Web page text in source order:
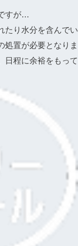
すが…
たり水分を含んでい
処置が必要となりま
日程に余裕をもって